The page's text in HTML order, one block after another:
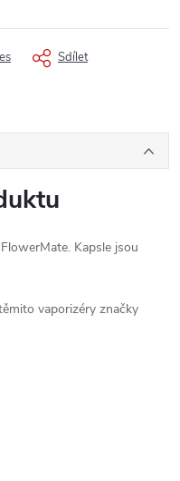
Sdílet
Kapsle jsou
vaporizéry značky